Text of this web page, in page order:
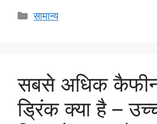
Categories
सामान्य
सबसे अधिक कैफीन
ड्रिंक क्या है –